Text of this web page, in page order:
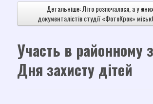
Детальніше: Літо розпочалося, а у
документалістів студії «ФотоКрок»
Участь в районному
Дня захисту дітей